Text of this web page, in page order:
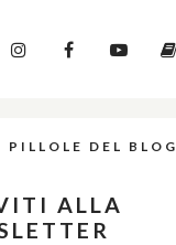
PILLOLE DEL BLOG
ALLA